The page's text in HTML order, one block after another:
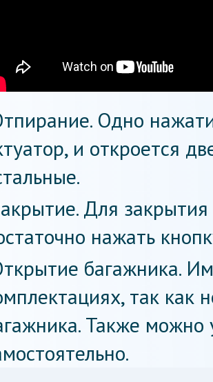
Одно
и откроется
Для
нажать
багажника.
так как
Также можно